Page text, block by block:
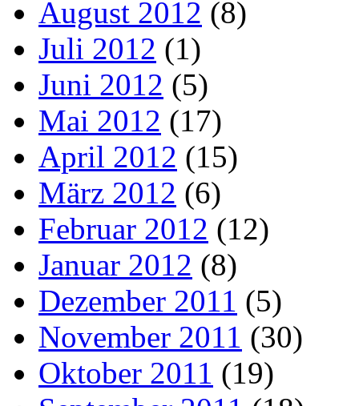
August 2012 (8)
Juli 2012 (1)
Juni 2012 (5)
Mai 2012 (17)
April 2012 (15)
März 2012 (6)
Februar 2012 (12)
Januar 2012 (8)
Dezember 2011 (5)
November 2011 (30)
Oktober 2011 (19)